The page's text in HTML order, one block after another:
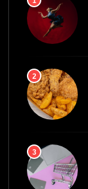
2
3